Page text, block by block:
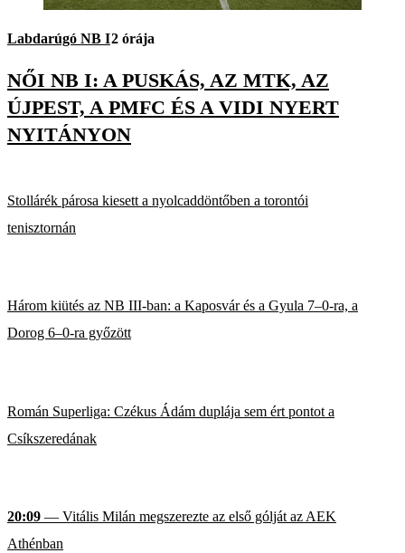
Labdarúgó NB I2 órája
NŐI NB I: A PUSKÁS, AZ MTK, AZ
ÚJPEST, A PMFC ÉS A VIDI NYERT
NYITÁNYON
Stollárék párosa kiesett a nyolcaddöntőben a torontói
tenisztornán
Három kiütés az NB III-ban: a Kaposvár és a Gyula 7–0-ra, a
Dorog 6–0-ra győzött
Román Superliga: Czékus Ádám duplája sem ért pontot a
Csíkszeredának
20:09 — Vitális Milán megszerezte az első gólját az AEK
Athénban